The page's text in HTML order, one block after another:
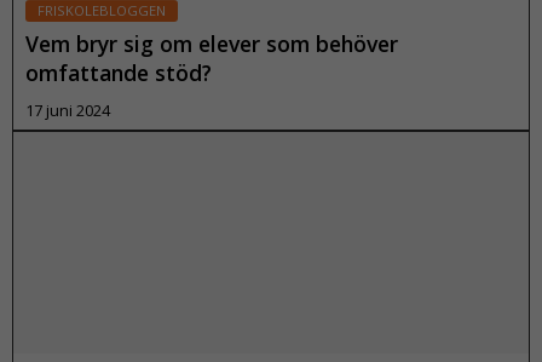
FRISKOLEBLOGGEN
Vem bryr sig om elever som behöver
omfattande stöd?
17 juni 2024